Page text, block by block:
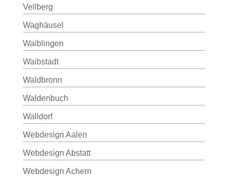
Vellberg
Waghäusel
Waiblingen
Waibstadt
Waldbronn
Waldenbuch
Walldorf
Webdesign Aalen
Webdesign Abstatt
Webdesign Achern